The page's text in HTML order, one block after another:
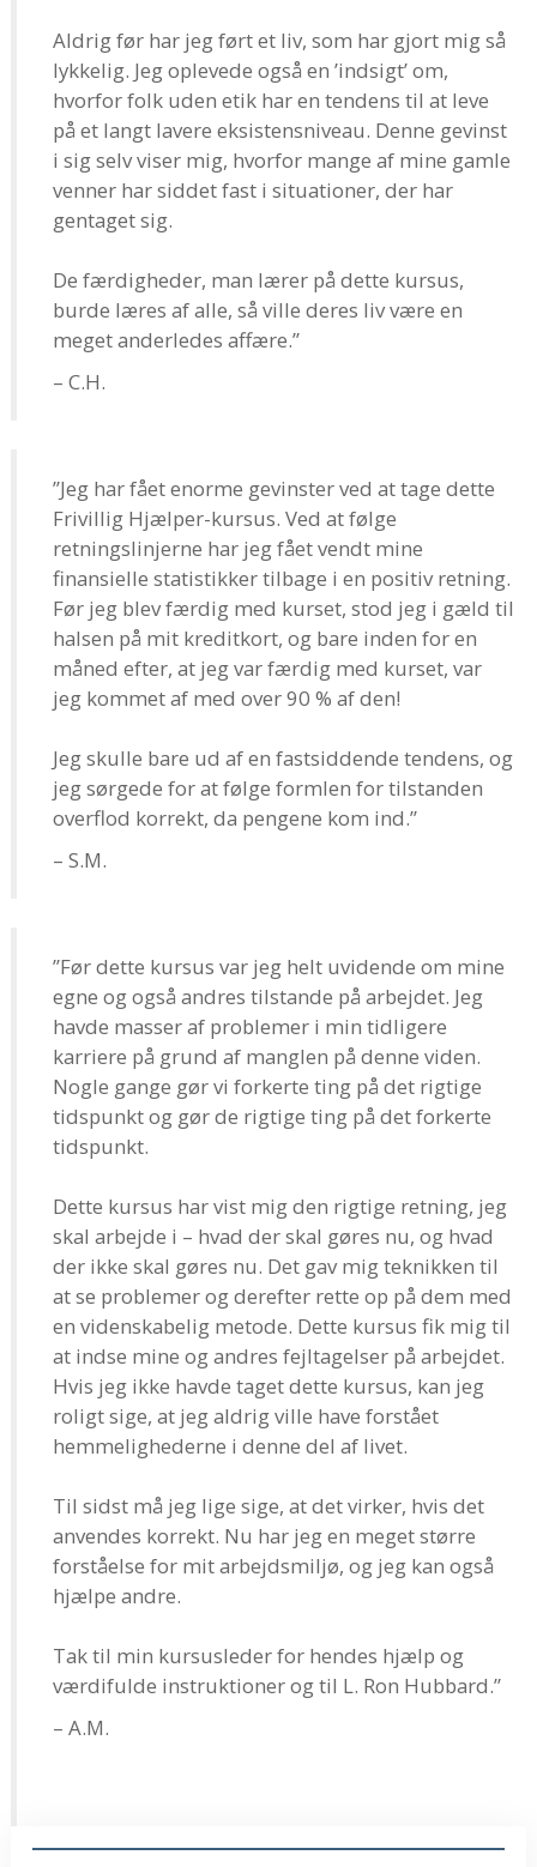
Aldrig før har jeg ført et liv, som har gjort mig så
lykkelig. Jeg oplevede også en ’indsigt’ om,
hvorfor folk uden etik har en tendens til at leve
på et langt lavere eksistensniveau. Denne gevinst
i sig selv viser mig, hvorfor mange af mine gamle
venner har siddet fast i situationer, der har
gentaget sig.
De færdigheder, man lærer på dette kursus,
burde læres af alle, så ville deres liv være en
meget anderledes affære.”
– C.H.
”Jeg har fået enorme gevinster ved at tage dette
Frivillig Hjælper-kursus. Ved at følge
retningslinjerne har jeg fået vendt mine
finansielle statistikker tilbage i en positiv retning.
Før jeg blev færdig med kurset, stod jeg i gæld til
halsen på mit kreditkort, og bare inden for en
måned efter, at jeg var færdig med kurset, var
jeg kommet af med over 90 % af den!
Jeg skulle bare ud af en fastsiddende tendens, og
jeg sørgede for at følge formlen for tilstanden
overflod korrekt, da pengene kom ind.”
– S.M.
”Før dette kursus var jeg helt uvidende om mine
egne og også andres tilstande på arbejdet. Jeg
havde masser af problemer i min tidligere
karriere på grund af manglen på denne viden.
Nogle gange gør vi forkerte ting på det rigtige
tidspunkt og gør de rigtige ting på det forkerte
tidspunkt.
Dette kursus har vist mig den rigtige retning, jeg
skal arbejde i – hvad der skal gøres nu, og hvad
der ikke skal gøres nu. Det gav mig teknikken til
at se problemer og derefter rette op på dem med
en videnskabelig metode. Dette kursus fik mig til
at indse mine og andres fejltagelser på arbejdet.
Hvis jeg ikke havde taget dette kursus, kan jeg
roligt sige, at jeg aldrig ville have forstået
hemmelighederne i denne del af livet.
Til sidst må jeg lige sige, at det virker, hvis det
anvendes korrekt. Nu har jeg en meget større
forståelse for mit arbejdsmiljø, og jeg kan også
hjælpe andre.
Tak til min kursusleder for hendes hjælp og
værdifulde instruktioner og til L. Ron Hubbard.”
– A.M.